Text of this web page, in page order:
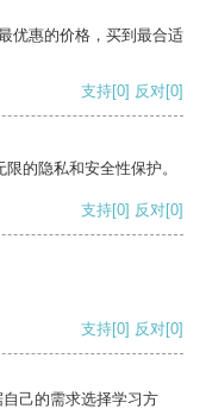
优惠的价格，买到最合适
支持[0] 反对[0]
的隐私和安全性保护。
支持[0] 反对[0]
支持[0] 反对[0]
己的需求选择学习方